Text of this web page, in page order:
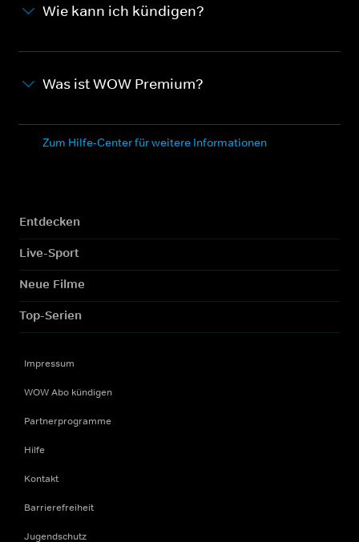
Wie kann ich kündigen?
Was ist WOW Premium?
Zum Hilfe-Center für weitere Informationen
Entdecken
Live-Sport
Neue Filme
Top-Serien
Impressum
WOW Abo kündigen
Partnerprogramme
Hilfe
Kontakt
Barrierefreiheit
Jugendschutz